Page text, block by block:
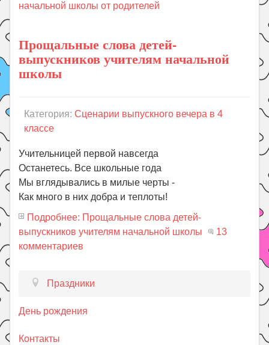
начальной школы от родителей
Прощальные слова детей-
выпускников учителям начальной
школы
Категория:Сценарии выпускного вечера в 4
классе
Учительницей первой навсегда
Останетесь. Все школьные года
Мы вглядывались в милые черты -
Как много в них добра и теплоты!
Подробнее: Прощальные слова детей-
выпускников учителям начальной школы
13
комментариев
Праздники
День рождения
Контакты